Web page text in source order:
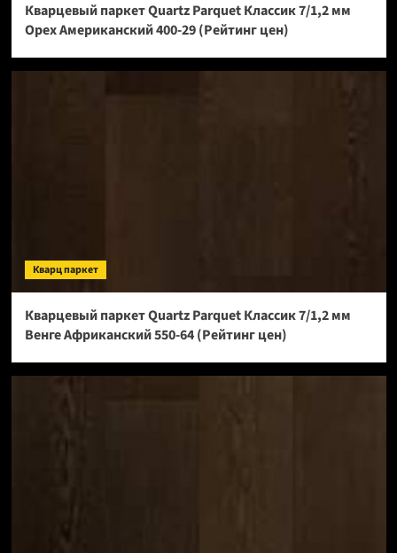
Кварцевый паркет Quartz Parquet Классик 7/1,2 мм
Орех Американский 400-29 (Рейтинг цен)
Кварц паркет
Кварцевый паркет Quartz Parquet Классик 7/1,2 мм
Венге Африканский 550-64 (Рейтинг цен)